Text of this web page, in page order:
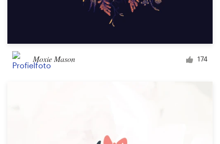
Moxie Mason 174